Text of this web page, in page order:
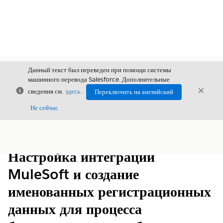
Закрыть
Данный текст был переведен при помощи системы
машинного перевода Salesforce. Дополнительные
сведения см. здесь.
Переключить на английский
Не сейчас
Настройка интеграции
MuleSoft и создание
именованных регистрационных
данных для процесса